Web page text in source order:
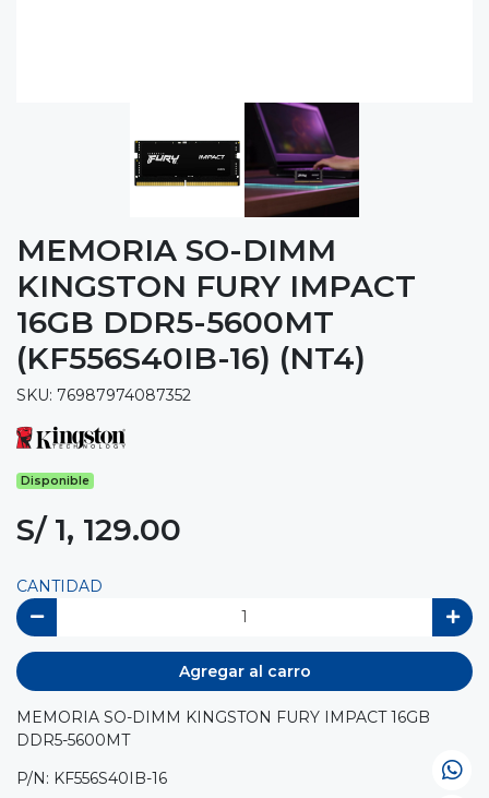
MEMORIA SO-DIMM
KINGSTON FURY IMPACT
16GB DDR5-5600MT
(KF556S40IB-16) (NT4)
SKU: 76987974087352
Disponible
S/ 1, 129.00
CANTIDAD
Agregar al carro
MEMORIA SO-DIMM KINGSTON FURY IMPACT 16GB
DDR5-5600MT
P/N: KF556S40IB-16